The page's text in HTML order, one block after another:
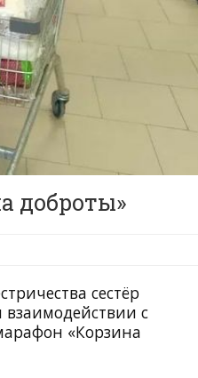
доброты»
сестёр
с
«Корзина